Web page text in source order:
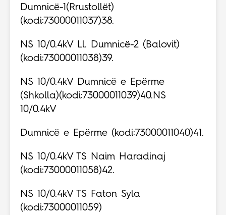
Dumnicë-1(Rrustollët)
(kodi:73000011037)38.
NS 10/0.4kV Ll. Dumnicë-2 (Balovit)
(kodi:73000011038)39.
NS 10/0.4kV Dumnicë e Epërme
(Shkolla)(kodi:73000011039)40.NS
10/0.4kV
Dumnicë e Epërme (kodi:73000011040)41.
NS 10/0.4kV TS Naim Haradinaj
(kodi:73000011058)42.
NS 10/0.4kV TS Faton Syla
(kodi:73000011059)